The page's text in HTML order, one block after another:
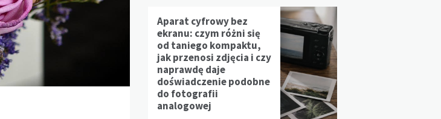
Aparat cyfrowy bez
ekranu: czym różni się
od taniego kompaktu,
jak przenosi zdjęcia i czy
naprawdę daje
doświadczenie podobne
do fotografii
analogowej